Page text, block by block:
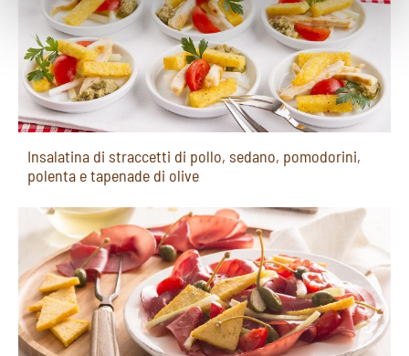
Insalatina di straccetti di pollo, sedano, pomodorini,
polenta e tapenade di olive